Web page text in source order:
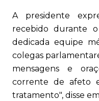
A presidente
recebido durante
dedicada equipe
colegas
mensagens e
corrente de afeto
tratamento", disse